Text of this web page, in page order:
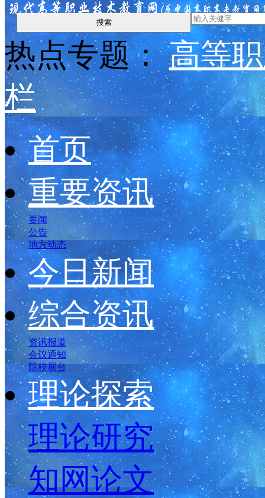
搜索
热点专题： 高等
栏
首页
重要资讯
要闻
公告
地方动态
今日新闻
综合资讯
资讯报道
会议通知
院校展台
理论探索
理论研究
知网论文